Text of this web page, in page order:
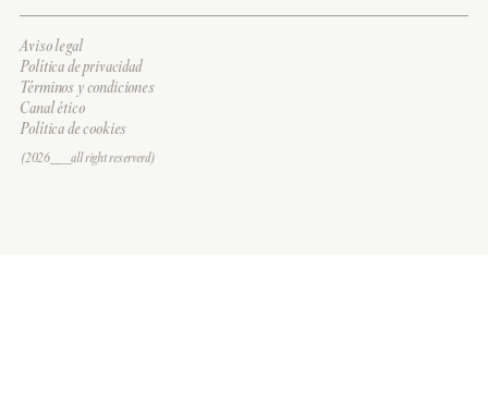
Aviso legal
Política de privacidad
Términos y condiciones
Canal ético
Política de cookies
(2026___all right reserverd)